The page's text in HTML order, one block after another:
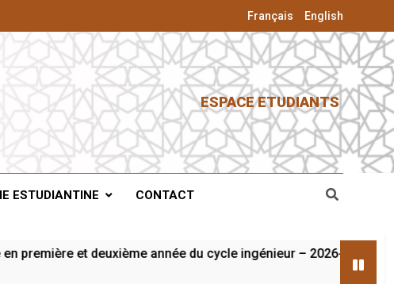
Français English
ESPACE ETUDIANTS
ESTUDIANTINE CONTACT
et deuxième année du cycle ingénieur – 2026-2027